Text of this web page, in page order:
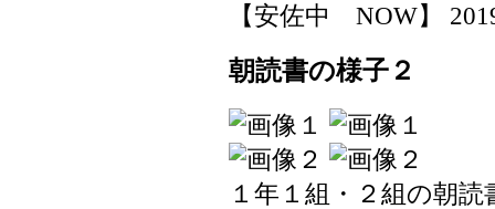
【安佐中 NOW】
朝読書の様子２
１年１組・２組の朝